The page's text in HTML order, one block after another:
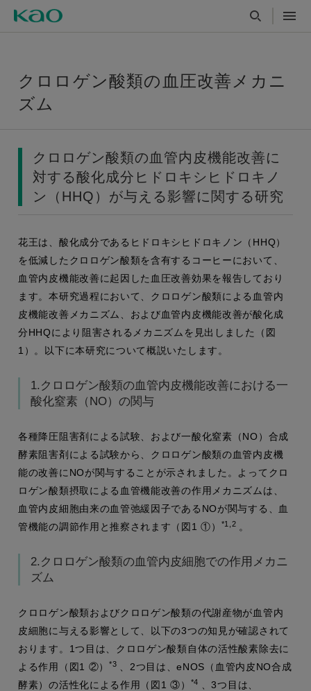
クロロゲン酸類の血圧改善メカニ
ズム
クロロゲン酸類の血管内皮機能改善に
対する酸化成分ヒドロキシヒドロキノ
ン（HHQ）が与える影響に関する研究
花王は、酸化成分であるヒドロキシヒドロキノン（HHQ）
を低減したクロロゲン酸類を含有するコーヒーにおいて、
血管内皮機能改善に起因した血圧改善効果を報告しており
ます。本研究過程において、クロロゲン酸類による血管内
皮機能改善メカニズム、および血管内皮機能改善が酸化成
分HHQにより阻害されるメカニズムを見出しました（図
1）。以下に本研究について概説いたします。
1.クロロゲン酸類の血管内皮機能改善における一
酸化窒素（NO）の関与
各種降圧阻害剤による試験、および一酸化窒素（NO）合成
酵素阻害剤による試験から、クロロゲン酸類の血管内皮機
能の改善にNOが関与することが示されました。よってクロ
ロゲン酸類摂取による血管機能改善の作用メカニズムは、
血管内皮細胞由来の血管弛緩因子であるNOが関与する、血
管機能の調節作用と推察されます（図1 ①）
*1,2 。
2.クロロゲン酸類の血管内皮細胞での作用メカニ
ズム
クロロゲン酸類およびクロロゲン酸類の代謝産物が血管内
皮細胞に与える影響として、以下の3つの知見が確認されて
おります。1つ目は、クロロゲン酸類自体の活性酸素除去に
よる作用（図1 ②）
*3
、2つ目は、eNOS（血管内皮NO合成
酵素）の活性化による作用（図1 ③）
*4
、3つ目は、